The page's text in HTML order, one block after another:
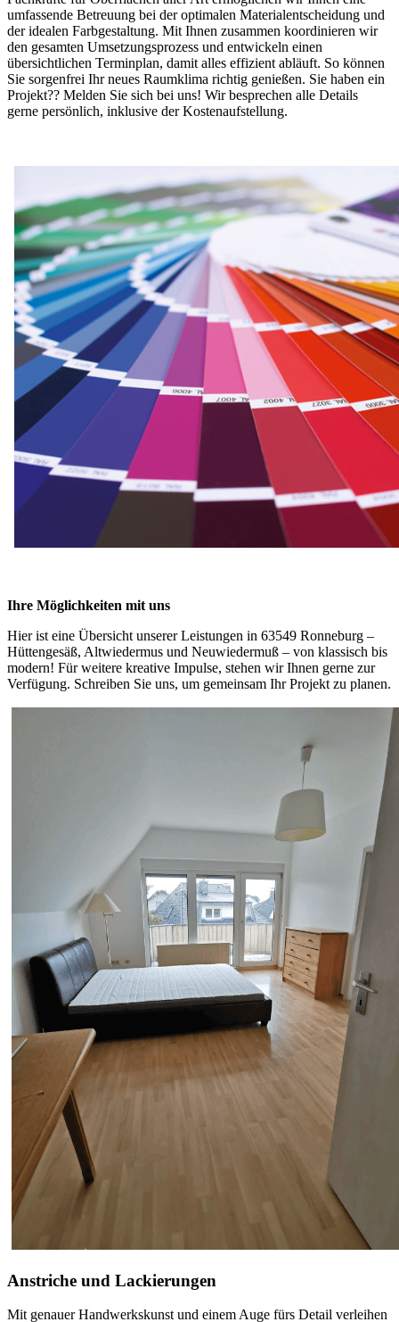
umfassende Betreuung bei der optimalen Materialentscheidung und
der idealen Farbgestaltung. Mit Ihnen zusammen koordinieren wir
den gesamten Umsetzungsprozess und entwickeln einen
übersichtlichen Terminplan, damit alles effizient abläuft. So können
Sie sorgenfrei Ihr neues Raumklima richtig genießen. Sie haben ein
Projekt?? Melden Sie sich bei uns! Wir besprechen alle Details
gerne persönlich, inklusive der Kostenaufstellung.
Ihre Möglichkeiten mit uns
Hier ist eine Übersicht unserer Leistungen in 63549 Ronneburg –
Hüttengesäß, Altwiedermus und Neuwiedermuß – von klassisch bis
modern! Für weitere kreative Impulse, stehen wir Ihnen gerne zur
Verfügung. Schreiben Sie uns, um gemeinsam Ihr Projekt zu planen.
Anstriche und Lackierungen
Mit genauer Handwerkskunst und einem Auge fürs Detail verleihen